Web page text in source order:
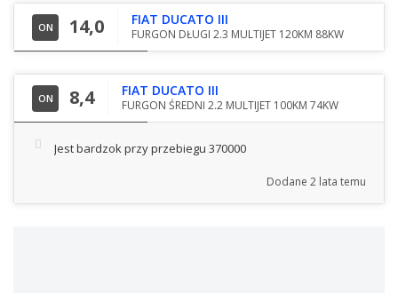
ON 14,0 FIAT DUCATO III
FURGON DŁUGI 2.3 MULTIJET 120KM 88KW
ON 8,4 FIAT DUCATO III
FURGON ŚREDNI 2.2 MULTIJET 100KM 74KW
Jest bardzok przy przebiegu 370000
Dodane 2 lata temu